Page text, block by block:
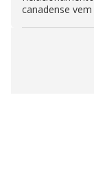
canadense